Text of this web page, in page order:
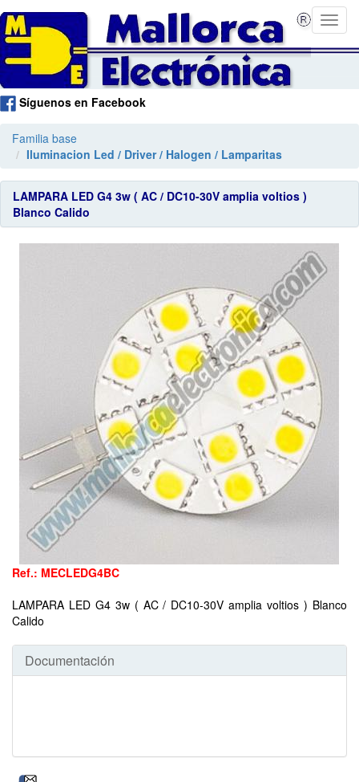
Síguenos en Facebook
Familia base
Iluminacion Led / Driver / Halogen / Lamparitas
LAMPARA LED G4 3w ( AC / DC10-30V amplia voltios )
Blanco Calido
Ref.: MECLEDG4BC
LAMPARA LED G4 3w ( AC / DC10-30V amplia voltios ) Blanco
Calido
Documentación